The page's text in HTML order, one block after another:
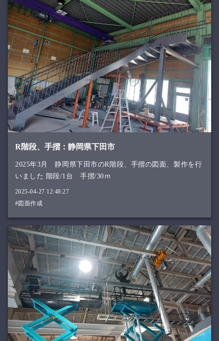
R階段、手摺：静岡県下田市
2025年3月 静岡県下田市のR階段、手摺の図面、製作を行
いました 階段/1台 手摺/30ｍ
2025-04-27 12:48:27
#図面作成